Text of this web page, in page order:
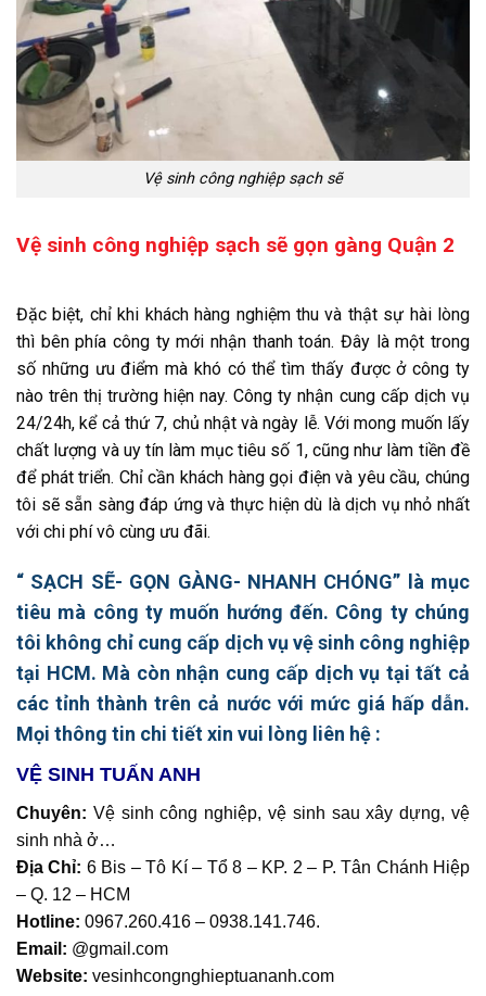
Vệ sinh công nghiệp sạch sẽ
Vệ sinh công nghiệp sạch sẽ gọn gàng Quận 2
Đặc biệt, chỉ khi khách hàng nghiệm thu và thật sự hài lòng
thì bên phía công ty mới nhận thanh toán. Đây là một trong
số những ưu điểm mà khó có thể tìm thấy được ở công ty
nào trên thị trường hiện nay. Công ty nhận cung cấp dịch vụ
24/24h, kể cả thứ 7, chủ nhật và ngày lễ. Với mong muốn lấy
chất lượng và uy tín làm mục tiêu số 1, cũng như làm tiền đề
để phát triển. Chỉ cần khách hàng gọi điện và yêu cầu, chúng
tôi sẽ sẵn sàng đáp ứng và thực hiện dù là dịch vụ nhỏ nhất
với chi phí vô cùng ưu đãi.
“ SẠCH SẼ- GỌN GÀNG- NHANH CHÓNG” là mục
tiêu mà công ty muốn hướng đến. Công ty chúng
tôi không chỉ cung cấp dịch vụ vệ sinh công nghiệp
tại HCM. Mà còn nhận cung cấp dịch vụ tại tất cả
các tỉnh thành trên cả nước với mức giá hấp dẫn.
Mọi thông tin chi tiết xin vui lòng liên hệ :
VỆ SINH TUẤN ANH
Chuyên: Vệ sinh công nghiệp, vệ sinh sau xây dựng, vệ
sinh nhà ở…
Địa Chỉ: 6 Bis – Tô Kí – Tổ 8 – KP. 2 – P. Tân Chánh Hiệp
– Q. 12 – HCM
Hotline: 0967.260.416 – 0938.141.746.
Email: @gmail.com
Website: vesinhcongnghieptuananh.com